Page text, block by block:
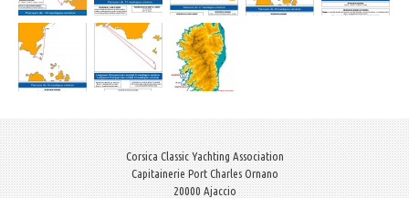
Corsica Classic Yachting Association
Capitainerie Port Charles Ornano
20000 Ajaccio